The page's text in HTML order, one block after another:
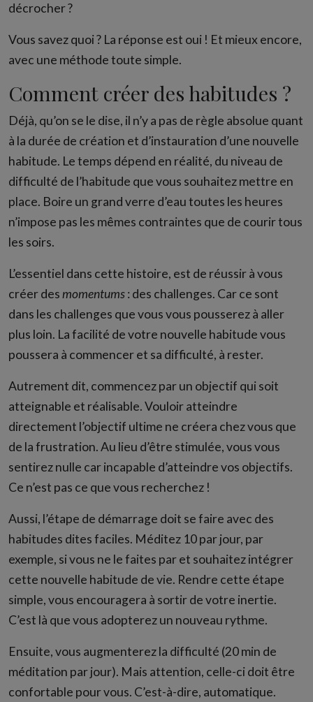
décrocher ?
Vous savez quoi ? La réponse est oui ! Et mieux encore,
avec une méthode toute simple.
Comment créer des habitudes ?
Déjà, qu’on se le dise, il n’y a pas de règle absolue quant
à la durée de création et d’instauration d’une nouvelle
habitude. Le temps dépend en réalité, du niveau de
difficulté de l’habitude que vous souhaitez mettre en
place. Boire un grand verre d’eau toutes les heures
n’impose pas les mêmes contraintes que de courir tous
les soirs.
L’essentiel dans cette histoire, est de réussir à vous
créer desmomentums: des challenges. Car ce sont
dans les challenges que vous vous pousserez à aller
plus loin. La facilité de votre nouvelle habitude vous
poussera à commencer et sa difficulté, à rester.
Autrement dit, commencez par un objectif qui soit
atteignable et réalisable. Vouloir atteindre
directement l’objectif ultime ne créera chez vous que
de la frustration. Au lieu d’être stimulée, vous vous
sentirez nulle car incapable d’atteindre vos objectifs.
Ce n’est pas ce que vous recherchez !
Aussi, l’étape de démarrage doit se faire avec des
habitudes dites faciles. Méditez 10 par jour, par
exemple, si vous ne le faites par et souhaitez intégrer
cette nouvelle habitude de vie. Rendre cette étape
simple, vous encouragera à sortir de votre inertie.
C’est là que vous adopterez un nouveau rythme.
Ensuite, vous augmenterez la difficulté (20 min de
méditation par jour). Mais attention, celle-ci doit être
confortable pour vous. C’est-à-dire, automatique.